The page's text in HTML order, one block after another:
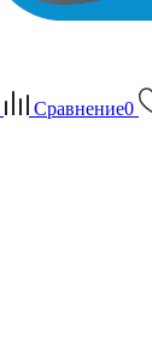
Сравнение0